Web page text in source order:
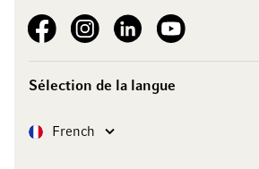
See our FacebookSee our Instagram account
See our LinkedInSee our YouTube channel
Sélection de la langue
LangueFrench